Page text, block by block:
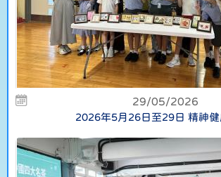
29/05/2026
2026年5月26日至29日 精神健